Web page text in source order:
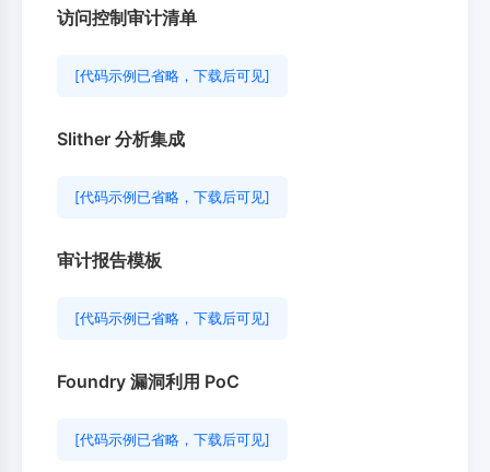
访问控制审计清单
[代码示例已省略，下载后可见]
Slither 分析集成
[代码示例已省略，下载后可见]
审计报告模板
[代码示例已省略，下载后可见]
Foundry 漏洞利用 PoC
[代码示例已省略，下载后可见]